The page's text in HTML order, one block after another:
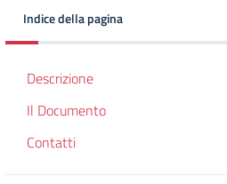
Indice della pagina
Descrizione
Il Documento
Contatti